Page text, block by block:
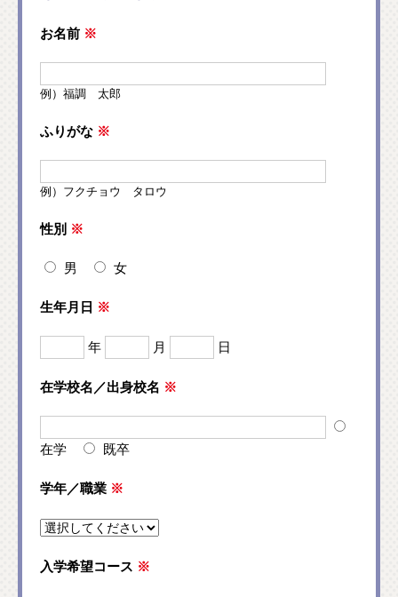
お名前 ※
例）福調 太郎
ふりがな ※
例）フクチョウ タロウ
性別 ※
男 女
生年月日 ※
年 月 日
在学校名／出身校名 ※
在学 既卒
学年／職業 ※
入学希望コース ※